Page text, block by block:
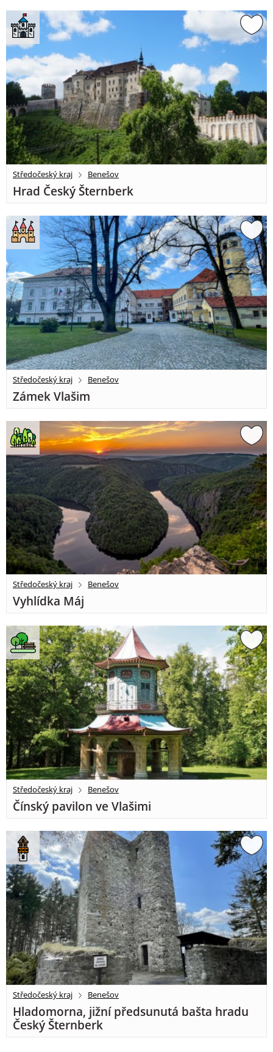
Středočeský kraj Benešov
Hrad Český Šternberk
Středočeský kraj Benešov
Zámek Vlašim
Středočeský kraj Benešov
Vyhlídka Máj
Středočeský kraj Benešov
Čínský pavilon ve Vlašimi
Středočeský kraj Benešov
Hladomorna, jižní předsunutá bašta hradu
Český Šternberk